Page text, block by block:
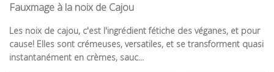
Fauxmage à la noix de Cajou
Les noix de cajou, c'est l'ingrédient fétiche des véganes, et pour
cause! Elles sont crémeuses, versatiles, et se transforment quasi
instantanément en crèmes, sauc...